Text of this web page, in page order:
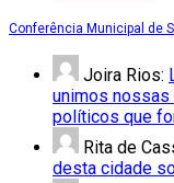
Conferência Municipal de
Joira Rios:
unimos
políticos que
Rita de
desta cidade